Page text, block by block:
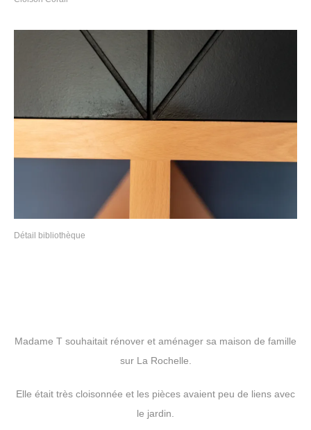
Détail bibliothèque
Madame T souhaitait rénover et aménager sa maison de famille
sur La Rochelle.
Elle était très cloisonnée et les pièces avaient peu de liens avec
le jardin.